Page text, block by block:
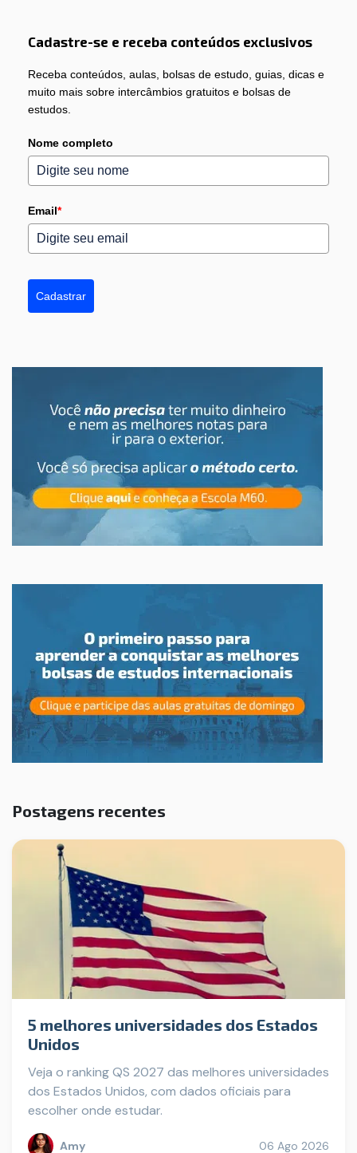
Cadastre-se e receba conteúdos exclusivos
Receba conteúdos, aulas, bolsas de estudo, guias, dicas e
muito mais sobre intercâmbios gratuitos e bolsas de
estudos.
Nome completo
Email*
Cadastrar
Postagens recentes
5 melhores universidades dos Estados
Unidos
Veja o ranking QS 2027 das melhores universidades
dos Estados Unidos, com dados oficiais para
escolher onde estudar.
Amy 06 Ago 2026